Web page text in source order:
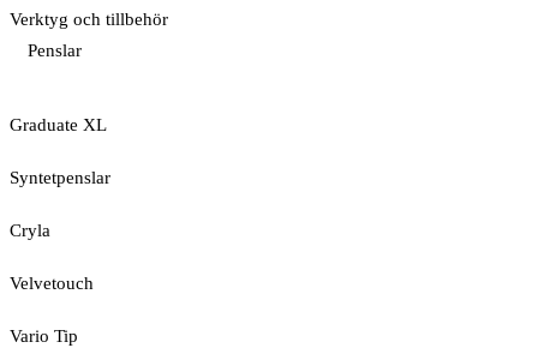
Verktyg och tillbehör
Penslar
Graduate XL
Syntetpenslar
Cryla
Velvetouch
Vario Tip